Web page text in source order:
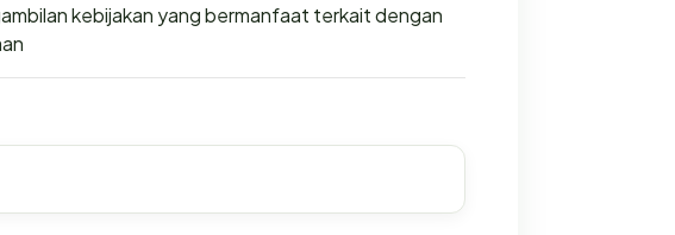
kebijakan yang bermanfaat terkait dengan